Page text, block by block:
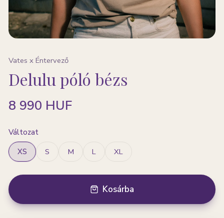
Vates x Éntervező
Delulu póló bézs
8 990 HUF
Változat
XS
S M L XL
Kosárba